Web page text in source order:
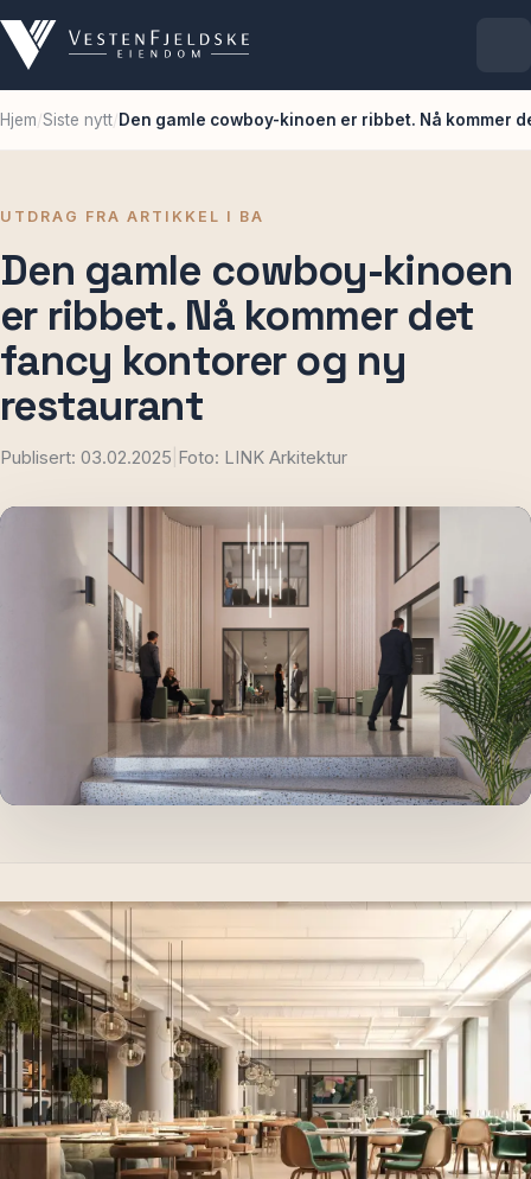
Eiendommer
Ledige lokaler
For leietakere
Aktuelt
Spør oss
Hjem/Siste nytt/Den gamle cowboy-kinoen er ribbet. Nå kommer
UTDRAG FRA ARTIKKEL I BA
Den gamle cowboy-kinoen
er ribbet. Nå kommer det
fancy kontorer og ny
restaurant
Publisert: 03.02.2025 Foto: LINK Arkitektur